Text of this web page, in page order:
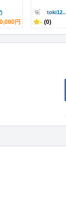
円
toki12..
- (0)